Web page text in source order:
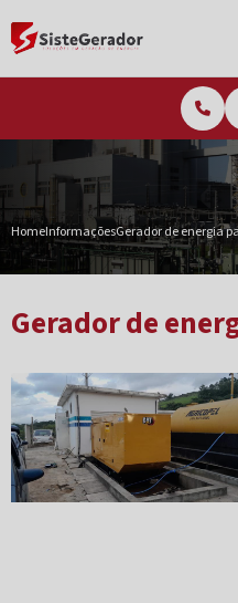
HomeInformaçõesGerador de energia
Gerador de